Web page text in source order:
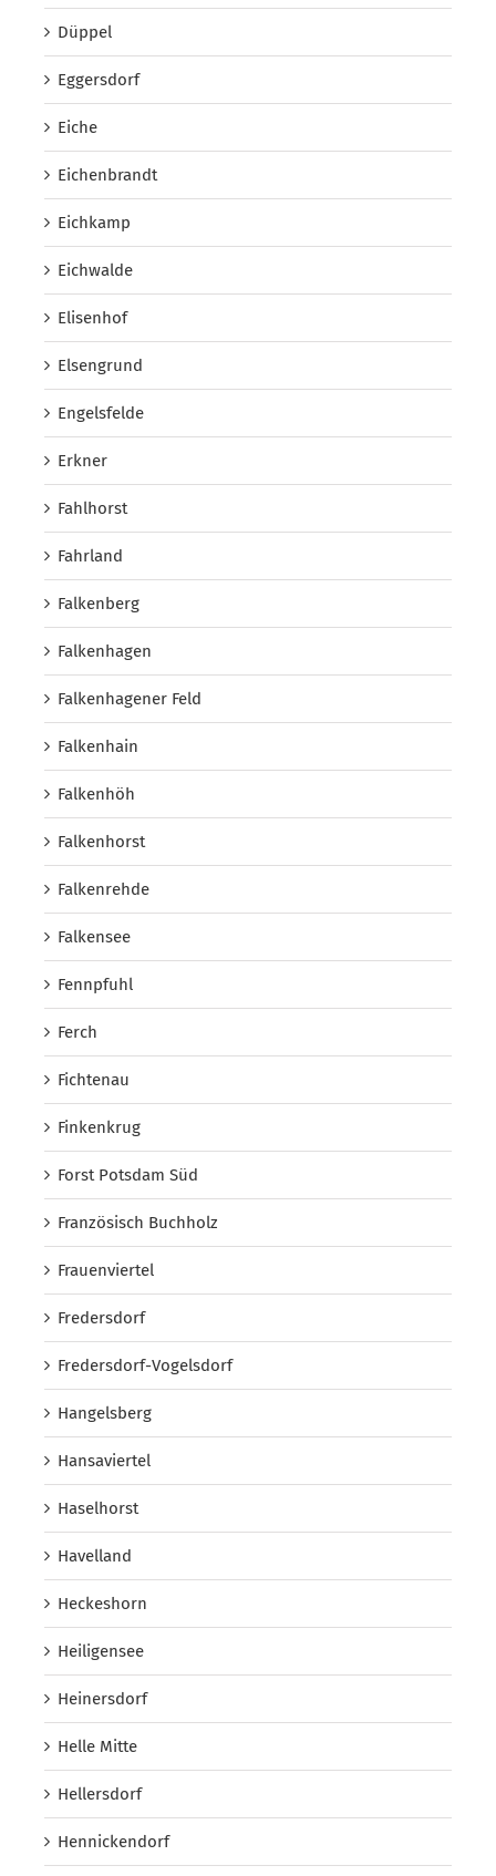
Düppel
Eggersdorf
Eiche
Eichenbrandt
Eichkamp
Eichwalde
Elisenhof
Elsengrund
Engelsfelde
Erkner
Fahlhorst
Fahrland
Falkenberg
Falkenhagen
Falkenhagener Feld
Falkenhain
Falkenhöh
Falkenhorst
Falkenrehde
Falkensee
Fennpfuhl
Ferch
Fichtenau
Finkenkrug
Forst Potsdam Süd
Französisch Buchholz
Frauenviertel
Fredersdorf
Fredersdorf-Vogelsdorf
Hangelsberg
Hansaviertel
Haselhorst
Havelland
Heckeshorn
Heiligensee
Heinersdorf
Helle Mitte
Hellersdorf
Hennickendorf